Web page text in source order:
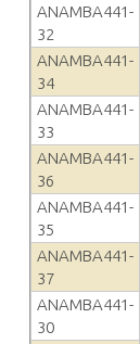
ANAMBA441-
32
ANAMBA441-
34
ANAMBA441-
33
ANAMBA441-
36
ANAMBA441-
35
ANAMBA441-
37
ANAMBA441-
30